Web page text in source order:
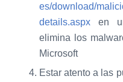
es/download/
details.aspxen un
elimina los
Microsoft
Estar atento a las